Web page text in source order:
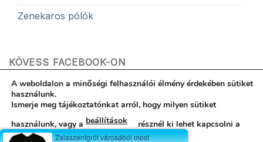
Zenekaros pólók
KÖVESS FACEBOOK-ON
Hibabejelentés ÁSZF Egyedi póló garancia
Kapcsolat
Rólunk
Adatvédelemi nyilatkozat
Zalaszentgrót városából most
A weboldalon a minőségi felhasználói élmény érdekében sütiket
használunk.
Ismerje meg tájékoztatónkat arról, hogy milyen sütiket
használunk, vagy a beállítások
résznél ki lehet kapcsolni a